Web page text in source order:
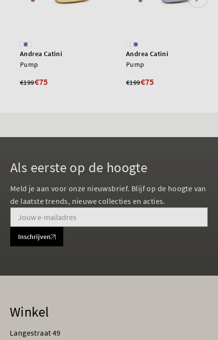
Andrea Catini
Pump
€199€75
Andrea Catini
Pump
€199€75
Als eerste op de hoogte
Meld je aan voor onze nieuwsbrief. Blijf op de hoogte van
de laatste trends, nieuwe collecties en acties.
Inschrijven
Winkel
Langestraat 49